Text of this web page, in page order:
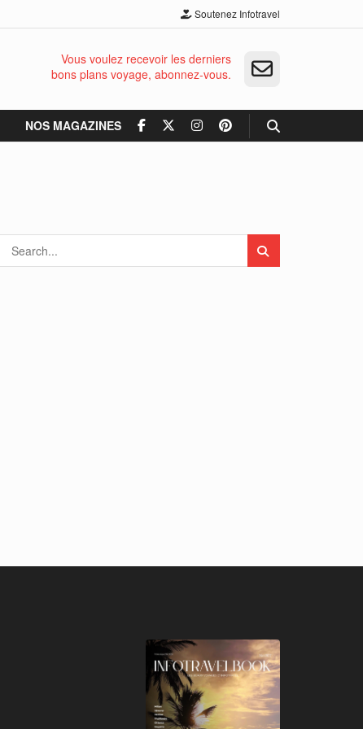
Soutenez Infotravel
Vous voulez recevoir les derniers
bons plans voyage, abonnez-vous.
NOS MAGAZINES